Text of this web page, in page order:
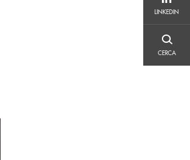
LINKEDIN
CERCA